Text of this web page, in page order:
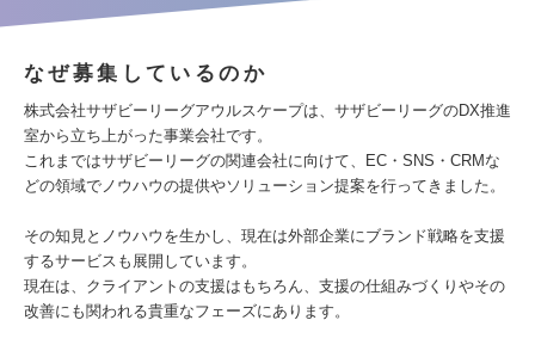
なぜ募集しているのか
株式会社サザビーリーグアウルスケープは、サザビーリーグのDX推進
室から立ち上がった事業会社です。
これまではサザビーリーグの関連会社に向けて、EC・SNS・CRMな
どの領域でノウハウの提供やソリューション提案を行ってきました。
その知見とノウハウを生かし、現在は外部企業にブランド戦略を支援
するサービスも展開しています。
現在は、クライアントの支援はもちろん、支援の仕組みづくりやその
改善にも関われる貴重なフェーズにあります。